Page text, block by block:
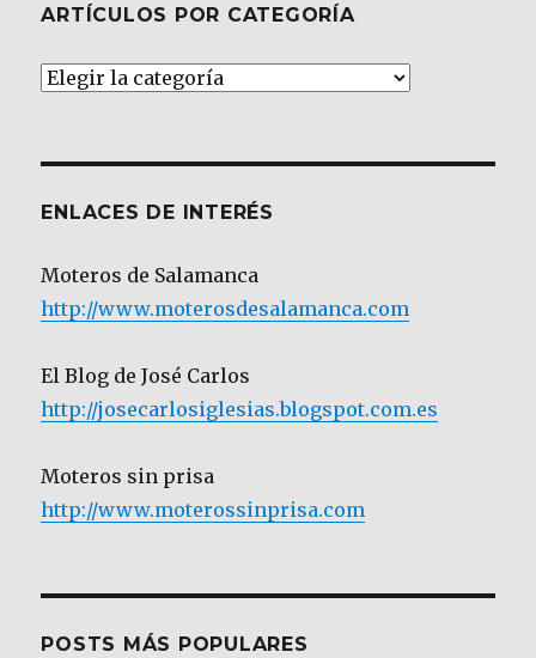
ARTÍCULOS POR CATEGORÍA
Artículos
ENLACES DE INTERÉS
Moteros de Salamanca
http://www.moterosdesalamanca.com
El Blog de José Carlos
http://josecarlosiglesias.blogspot.com.es
Moteros sin prisa
http://www.moterossinprisa.com
POSTS MÁS POPULARES